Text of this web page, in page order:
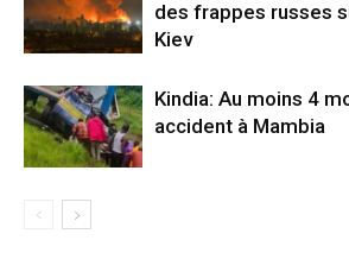
des frappes russes
Kiev
Kindia: Au moins 4
accident à Mambia